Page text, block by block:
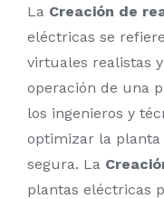
La Creación de
eléctricas se
virtuales realistas
operación de una
los ingenieros y
optimizar la planta
segura. La
plantas eléctricas